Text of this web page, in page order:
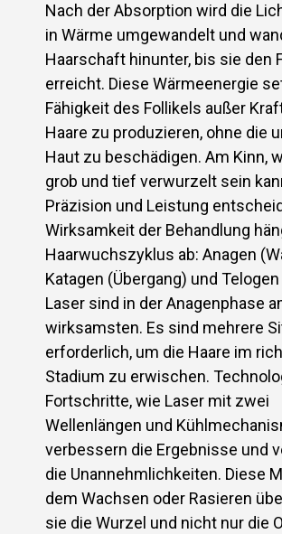
Nach der Absorption wird die
in Wärme umgewandelt und
Haarschaft hinunter, bis sie den
erreicht. Diese Wärmeenergie
Fähigkeit des Follikels außer
Haare zu produzieren, ohne die
Haut zu beschädigen. Am Kinn,
grob und tief verwurzelt sein
Präzision und Leistung
Wirksamkeit der Behandlung
Haarwuchszyklus ab: Anagen
Katagen (Übergang) und Telogen
Laser sind in der Anagenphase
wirksamsten. Es sind mehrere
erforderlich, um die Haare im
Stadium zu erwischen.
Fortschritte, wie Laser mit zwei
Wellenlängen und
verbessern die Ergebnisse und
die Unannehmlichkeiten. Diese
dem Wachsen oder Rasieren
sie die Wurzel und nicht nur die